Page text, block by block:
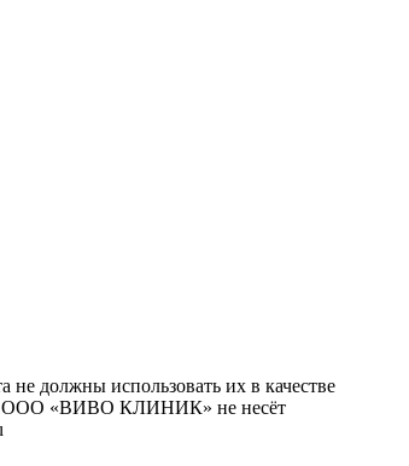
должны использовать их в качестве
ООО «ВИВО КЛИНИК» не несёт